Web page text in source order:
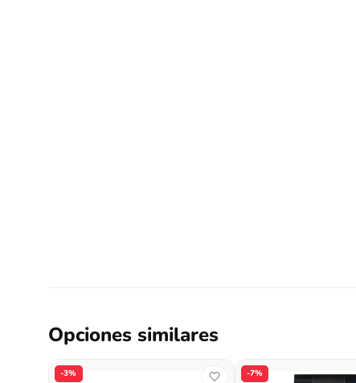
Opciones similares
-3% -7%